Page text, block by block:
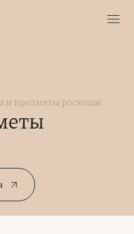
и предметы роскоши